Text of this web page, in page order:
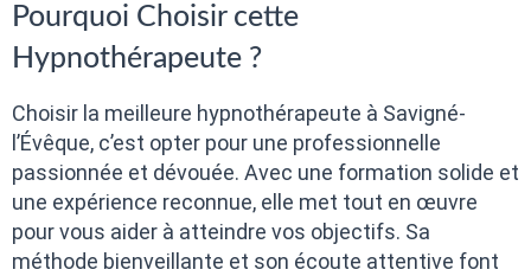
Pourquoi Choisir cette
Hypnothérapeute ?
Choisir la meilleure hypnothérapeute à Savigné-
l’Évêque, c’est opter pour une professionnelle
passionnée et dévouée. Avec une formation solide et
une expérience reconnue, elle met tout en œuvre
pour vous aider à atteindre vos objectifs. Sa
méthode bienveillante et son écoute attentive font